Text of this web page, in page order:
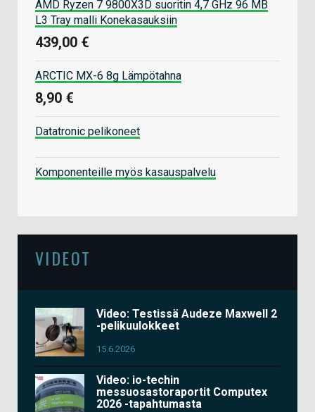
AMD Ryzen 7 9800X3D suoritin 4,7 GHz 96 MB
L3 Tray malli Konekasauksiin
439,00 €
ARCTIC MX-6 8g Lämpötahna
8,90 €
Datatronic pelikoneet
Komponenteille myös kasauspalvelu
VIDEOT
Video: Testissä Audeze Maxwell 2
-pelikuulokkeet
15.6.2026
Video: io-techin
messuosastoraportit Computex
2026 -tapahtumasta